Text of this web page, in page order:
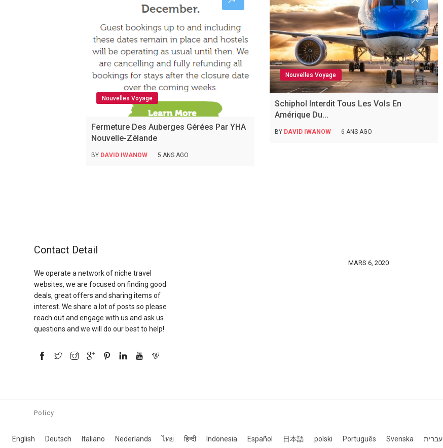
Nouvelles Voyage
Fermeture Des Auberges Gérées Par YHA
Nouvelle-Zélande
BY DAVID IWANOW 5 ANS AGO
Nouvelles Voyage
Schiphol Interdit Tous Les Vols En
Amérique Du...
BY DAVID IWANOW 6 ANS AGO
Contact Detail
We operate a network of niche travel
websites, we are focused on finding good
deals, great offers and sharing items of
interest. We share a lot of posts so please
reach out and engage with us and ask us
questions and we will do our best to help!
MARS 6, 2020
Policy
English Deutsch Italiano Nederlands ไทย हिन्दी Indonesia Español 日本語 polski Português Svenska עברית